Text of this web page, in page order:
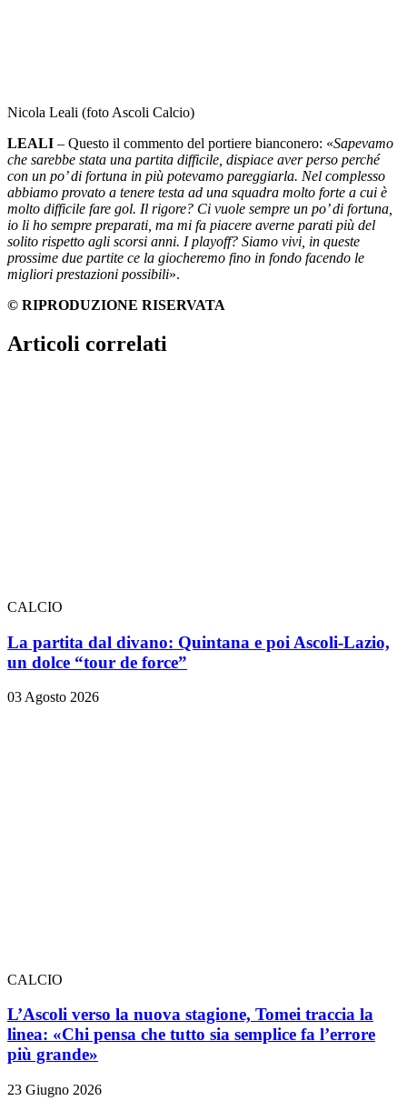
Nicola Leali (foto Ascoli Calcio)
LEALI – Questo il commento del portiere bianconero: «Sapevamo
che sarebbe stata una partita difficile, dispiace aver perso perché
con un po’ di fortuna in più potevamo pareggiarla. Nel complesso
abbiamo provato a tenere testa ad una squadra molto forte a cui è
molto difficile fare gol. Il rigore? Ci vuole sempre un po’ di fortuna,
io li ho sempre preparati, ma mi fa piacere averne parati più del
solito rispetto agli scorsi anni. I playoff? Siamo vivi, in queste
prossime due partite ce la giocheremo fino in fondo facendo le
migliori prestazioni possibili».
© RIPRODUZIONE RISERVATA
Articoli correlati
CALCIO
La partita dal divano: Quintana e poi Ascoli-Lazio,
un dolce “tour de force”
03 Agosto 2026
CALCIO
L’Ascoli verso la nuova stagione, Tomei traccia la
linea: «Chi pensa che tutto sia semplice fa l’errore
più grande»
23 Giugno 2026